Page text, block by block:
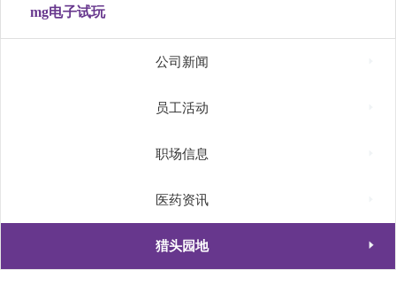
mg电子试玩
公司新闻
员工活动
职场信息
医药资讯
猎头园地 